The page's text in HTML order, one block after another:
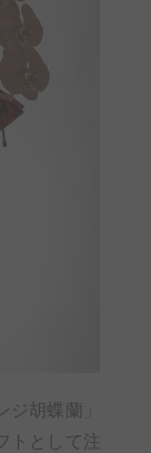
胡蝶蘭」
トとして注